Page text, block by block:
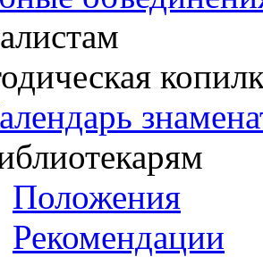
Положения
Рекомендации